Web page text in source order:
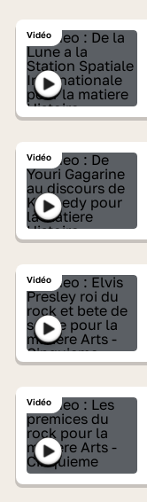
Vidéo
Vidéo
Vidéo
Vidéo